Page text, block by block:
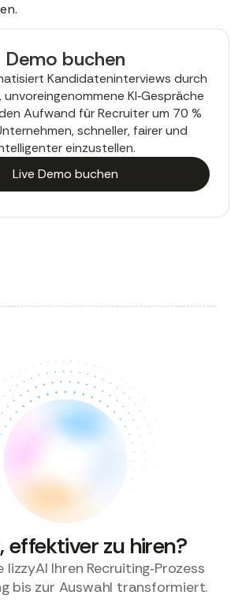
Demo buchen
Kandidateninterviews durch
KI‑Gespräche
Aufwand für Recruiter um 70 %
schneller, fairer und
einzustellen.
Live Demo buchen
effektiver zu hiren?
lizzyAI Ihren Recruiting‑Prozess
bis zur Auswahl transformiert.